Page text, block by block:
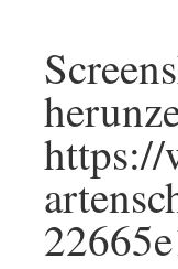
https://